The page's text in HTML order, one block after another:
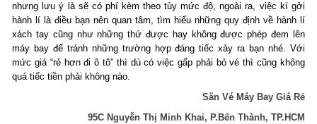
nhưng lưu ý là sẽ có phí kèm theo tùy mức độ, ngoài ra, việc kí gởi
hành lí là điều bạn nên quan tâm, tìm hiểu những quy định về hành lí
xách tay cũng như những thứ được hay không được phép đem lên
máy bay để tránh những trường hợp đáng tiếc xảy ra bạn nhé. Với
mức giá “rẻ hơn đi ô tô” thì dù có việc gấp phải bỏ vé thì cũng không
quá tiếc tiền phải không nào.
Săn Vé Máy Bay Giá Rẻ
95C Nguyễn Thị Minh Khai, P.Bến Thành, TP.HCM